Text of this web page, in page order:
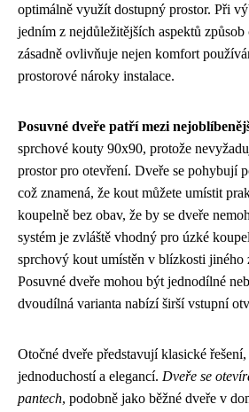
optimálně využít dostupný prostor. Při
jedním z nejdůležitějších aspektů
zásadně ovlivňuje nejen komfort
prostorové nároky instalace.
Posuvné dveře patří mezi
sprchové kouty 90x90, protože
prostor pro otevření. Dveře se pohybují
což znamená, že kout můžete umístit
koupelně bez obav, že by se dveře
systém je zvláště vhodný pro úzké
sprchový kout umístěn v blízkosti jiného
Posuvné dveře mohou být jednodílné
dvoudílná varianta nabízí širší vstupní
Otočné dveře představují klasické
jednoduchostí a elegancí. Dveře se
pantech, podobně jako běžné dveře v